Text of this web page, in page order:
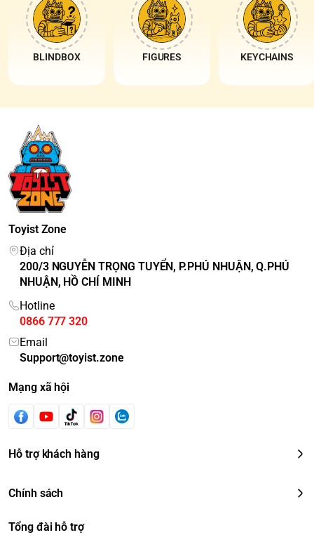
BLINDBOX FIGURES KEYCHAINS
Toyist Zone
Địa chỉ
200/3 NGUYỄN TRỌNG TUYỂN, P.PHÚ NHUẬN, Q.PHÚ
NHUẬN, HỒ CHÍ MINH
Hotline
0866 777 320
Email
Support@toyist.zone
Mạng xã hội
Hỗ trợ khách hàng
Chính sách
Tổng đài hỗ trợ